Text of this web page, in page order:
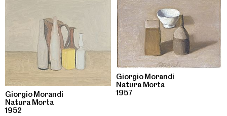
Giorgio Morandi
Natura Morta
1952
Giorgio Morandi
Natura Morta
1957